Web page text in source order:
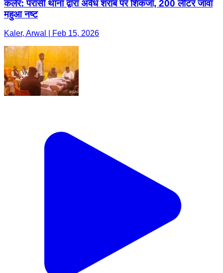
कलेर: परासी थाना द्वारा अवैध शराब पर शिकंजा, 200 लीटर जावा
महुआ नष्ट
Kaler, Arwal | Feb 15, 2026